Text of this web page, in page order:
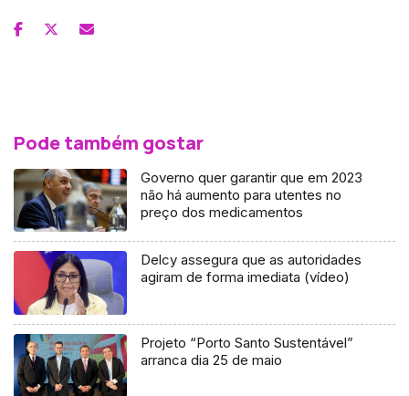
Pode também gostar
Governo quer garantir que em 2023
não há aumento para utentes no
preço dos medicamentos
Delcy assegura que as autoridades
agiram de forma imediata (vídeo)
Projeto “Porto Santo Sustentável”
arranca dia 25 de maio